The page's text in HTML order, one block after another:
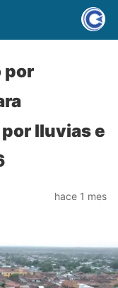
por
lluvias e
hace 1 mes